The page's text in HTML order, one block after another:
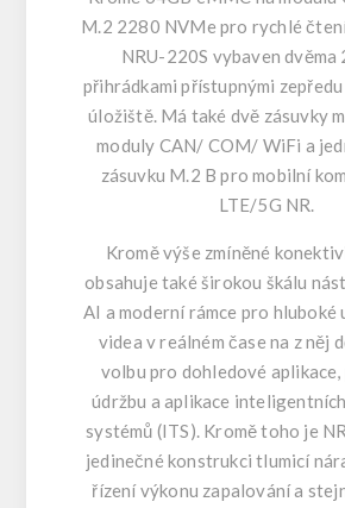
M.2 2280 NVMe pro rychlé
NRU-220S vybaven dvěma
přihrádkami přístupnými
úložiště. Má také dvě zásuvky
moduly CAN/ COM/ WiFi a
zásuvku M.2 B pro mobilní
LTE/5G NR.
Kromě výše zmíněné
obsahuje také širokou škálu
AI a moderní rámce pro hluboké
videa v reálném čase na z něj
volbu pro dohledové
údržbu a aplikace
systémů (ITS). Kromě toho je
jedinečné konstrukci tlumicí
řízení výkonu zapalování a